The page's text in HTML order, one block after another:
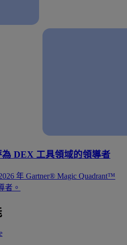
為 DEX 工具領域的領導者
年 Gartner® Magic Quadrant™
者。